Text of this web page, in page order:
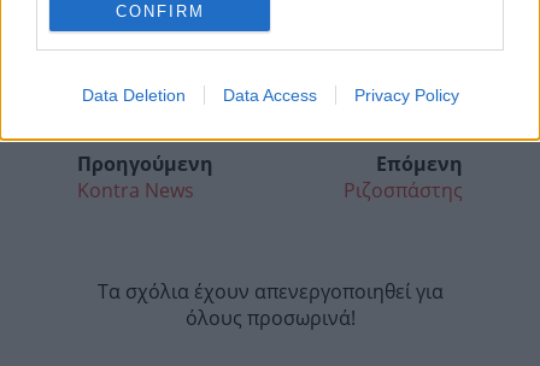
CONFIRM
Data Deletion Data Access Privacy Policy
Προηγούμενη
Kontra News
Επόμενη
Ριζοσπάστης
Τα σχόλια έχουν απενεργοποιηθεί για
όλους προσωρινά!